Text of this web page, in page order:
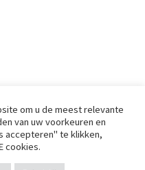
om u de meest relevante
van uw voorkeuren en
accepteren" te klikken,
cookies.